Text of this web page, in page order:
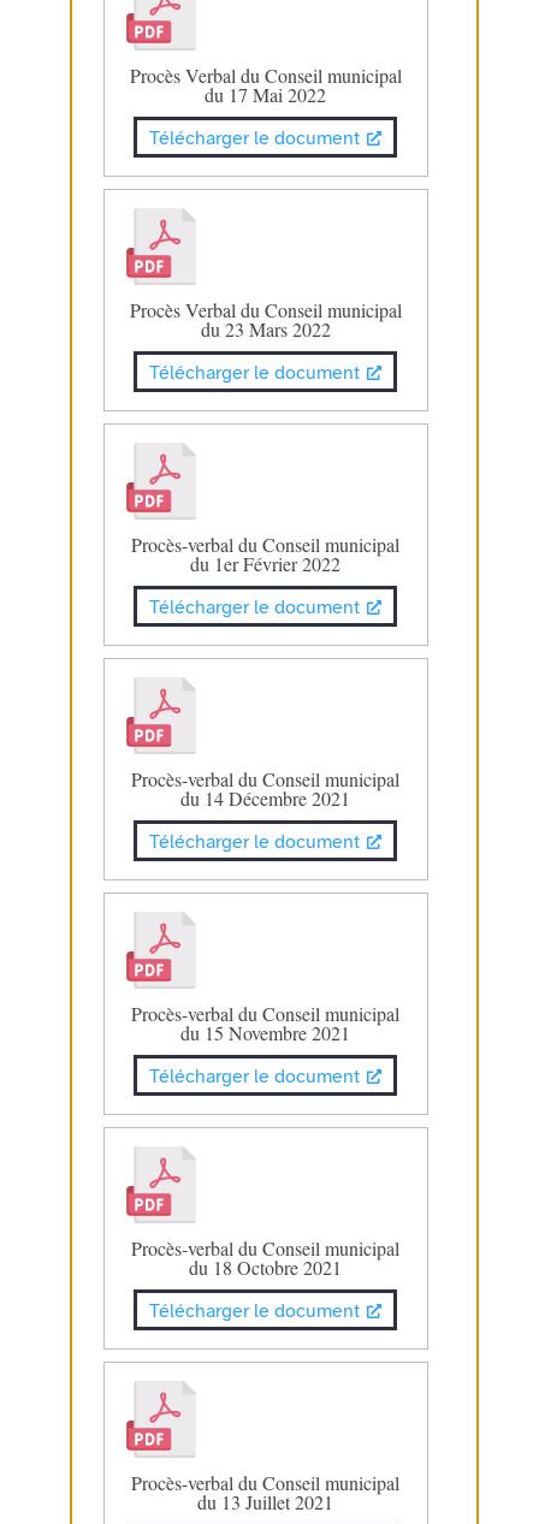
Procès Verbal du Conseil municipal
du 17 Mai 2022
Télécharger le document
Procès Verbal du Conseil municipal
du 23 Mars 2022
Télécharger le document
Procès-verbal du Conseil municipal
du 1er Février 2022
Télécharger le document
Procès-verbal du Conseil municipal
du 14 Décembre 2021
Télécharger le document
Procès-verbal du Conseil municipal
du 15 Novembre 2021
Télécharger le document
Procès-verbal du Conseil municipal
du 18 Octobre 2021
Télécharger le document
Procès-verbal du Conseil municipal
du 13 Juillet 2021